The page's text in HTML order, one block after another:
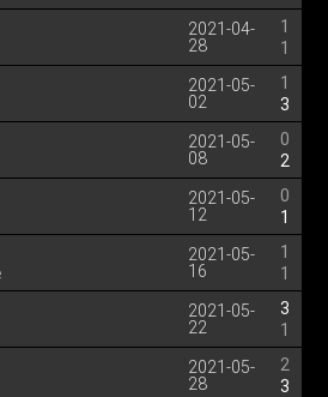
2021-04-
28
1
1
2021-05-
02
1
3
2021-05-
08
0
2
2021-05-
12
0
1
2021-05-
16
1
1
2021-05-
22
3
1
2021-05-
28
2
3